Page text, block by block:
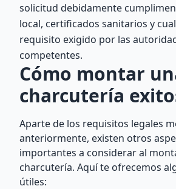
solicitud debidamente
local, certificados sanitarios y
requisito exigido por las
competentes.
Cómo montar
charcutería
Aparte de los requisitos legales
anteriormente, existen otros
importantes a considerar al
charcutería. Aquí te ofrecemos
útiles: